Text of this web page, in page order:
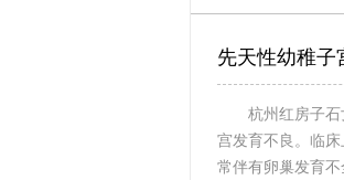
先天性幼稚子
杭州红房子
宫发育不良。临
常伴有卵巢发育